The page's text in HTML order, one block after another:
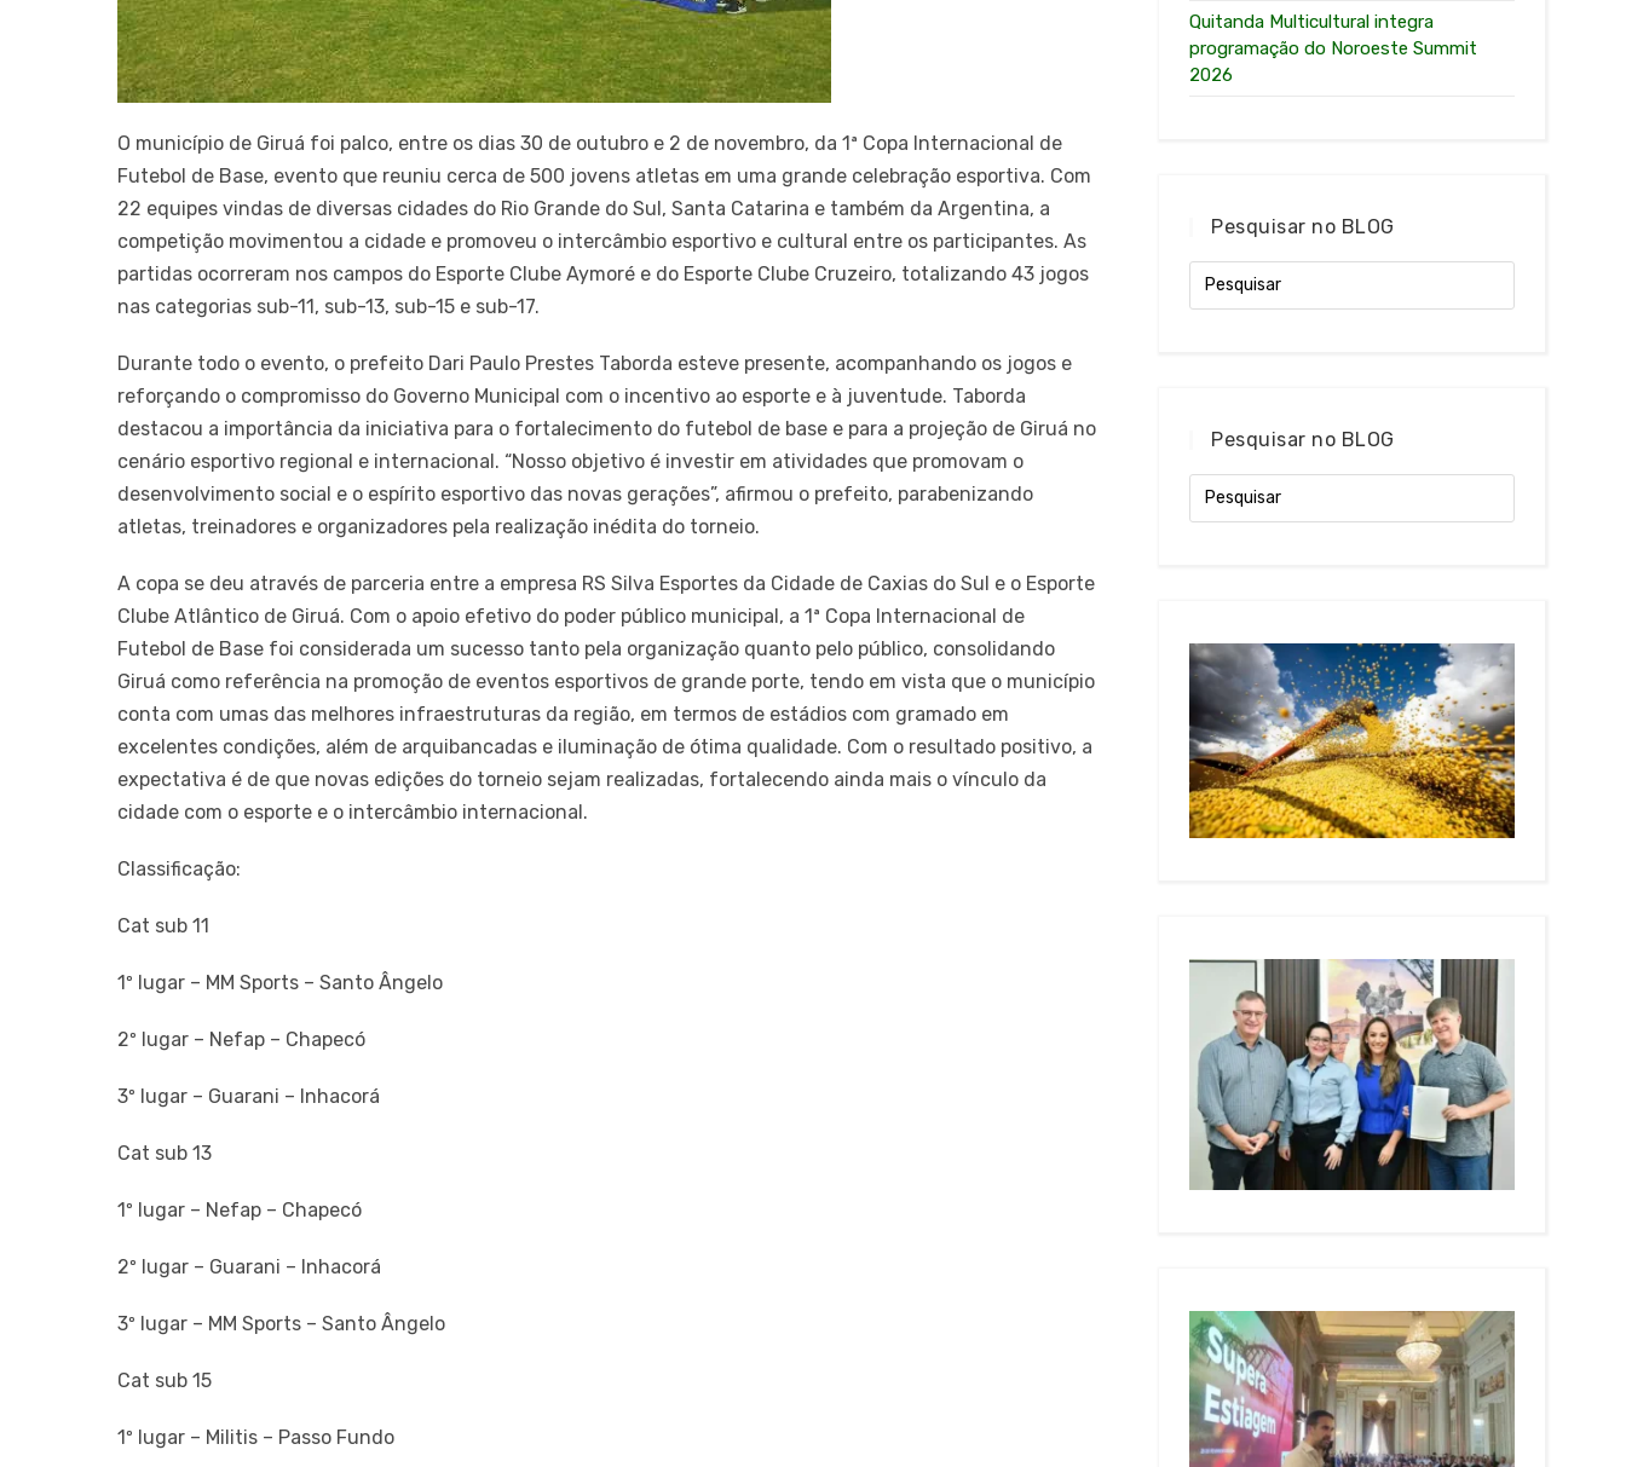
O município de Giruá foi palco, entre os dias 30 de outubro e 2 de novembro, da 1ª Copa Internacional de
Futebol de Base, evento que reuniu cerca de 500 jovens atletas em uma grande celebração esportiva. Com
22 equipes vindas de diversas cidades do Rio Grande do Sul, Santa Catarina e também da Argentina, a
competição movimentou a cidade e promoveu o intercâmbio esportivo e cultural entre os participantes. As
partidas ocorreram nos campos do Esporte Clube Aymoré e do Esporte Clube Cruzeiro, totalizando 43 jogos
nas categorias sub-11, sub-13, sub-15 e sub-17.
Durante todo o evento, o prefeito Dari Paulo Prestes Taborda esteve presente, acompanhando os jogos e
reforçando o compromisso do Governo Municipal com o incentivo ao esporte e à juventude. Taborda
destacou a importância da iniciativa para o fortalecimento do futebol de base e para a projeção de Giruá no
cenário esportivo regional e internacional. “Nosso objetivo é investir em atividades que promovam o
desenvolvimento social e o espírito esportivo das novas gerações”, afirmou o prefeito, parabenizando
atletas, treinadores e organizadores pela realização inédita do torneio.
A copa se deu através de parceria entre a empresa RS Silva Esportes da Cidade de Caxias do Sul e o Esporte
Clube Atlântico de Giruá. Com o apoio efetivo do poder público municipal, a 1ª Copa Internacional de
Futebol de Base foi considerada um sucesso tanto pela organização quanto pelo público, consolidando
Giruá como referência na promoção de eventos esportivos de grande porte, tendo em vista que o município
conta com umas das melhores infraestruturas da região, em termos de estádios com gramado em
excelentes condições, além de arquibancadas e iluminação de ótima qualidade. Com o resultado positivo, a
expectativa é de que novas edições do torneio sejam realizadas, fortalecendo ainda mais o vínculo da
cidade com o esporte e o intercâmbio internacional.
Classificação:
Cat sub 11
1º lugar – MM Sports – Santo Ângelo
2º lugar – Nefap – Chapecó
3º lugar – Guarani – Inhacorá
Cat sub 13
1º lugar – Nefap – Chapecó
2º lugar – Guarani – Inhacorá
3º lugar – MM Sports – Santo Ângelo
Cat sub 15
1º lugar – Militis – Passo Fundo
Quitanda Multicultural integra
programação do Noroeste Summit
2026
Pesquisar no BLOG
Pesquisar no BLOG